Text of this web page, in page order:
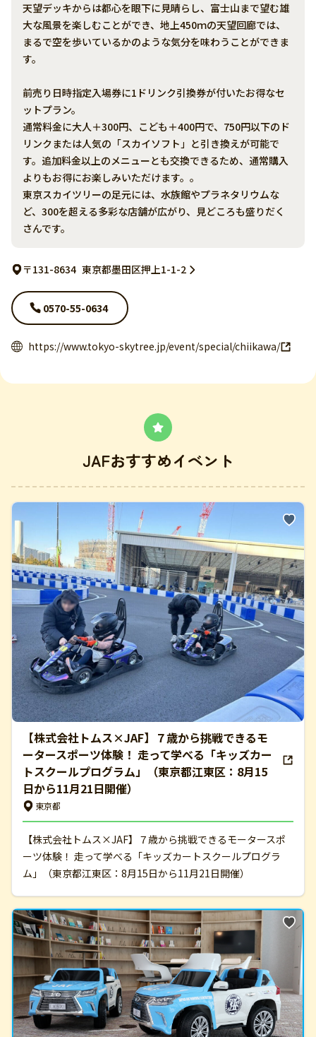
天望デッキからは都心を眼下に見晴らし、富士山まで望む雄
大な風景を楽しむことができ、地上450ｍの天望回廊では、
まるで空を歩いているかのような気分を味わうことができま
す。
前売り日時指定入場券に1ドリンク引換券が付いたお得なセ
ットプラン。
通常料金に大人＋300円、こども＋400円で、750円以下のド
リンクまたは人気の「スカイソフト」と引き換えが可能で
す。追加料金以上のメニューとも交換できるため、通常購入
よりもお得にお楽しみいただけます。。
東京スカイツリーの足元には、水族館やプラネタリウムな
ど、300を超える多彩な店舗が広がり、見どころも盛りだく
さんです。
〒131-8634 東京都墨田区押上1-1-2
0570-55-0634
https://www.tokyo-skytree.jp/event/special/chiikawa/
JAFおすすめイベント
【株式会社トムス×JAF】７歳から挑戦できるモ
ータースポーツ体験！ 走って学べる「キッズカー
トスクールプログラム」（東京都江東区：8月15
日から11月21日開催）
東京都
【株式会社トムス×JAF】７歳から挑戦できるモータースポ
ーツ体験！ 走って学べる「キッズカートスクールプログラ
ム」（東京都江東区：8月15日から11月21日開催）